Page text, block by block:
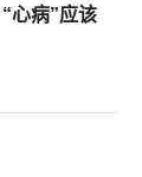
心病”应该